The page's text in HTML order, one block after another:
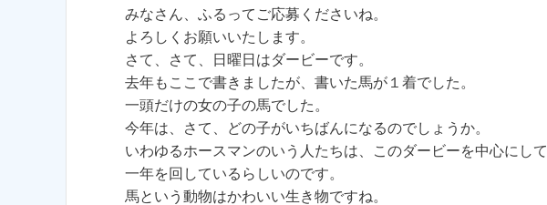
みなさん、ふるってご応募くださいね。
よろしくお願いいたします。
さて、さて、日曜日はダービーです。
去年もここで書きましたが、書いた馬が１着でした。
一頭だけの女の子の馬でした。
今年は、さて、どの子がいちばんになるのでしょうか。
いわゆるホースマンのいう人たちは、このダービーを中心にして
一年を回しているらしいのです。
馬という動物はかわいい生き物ですね。